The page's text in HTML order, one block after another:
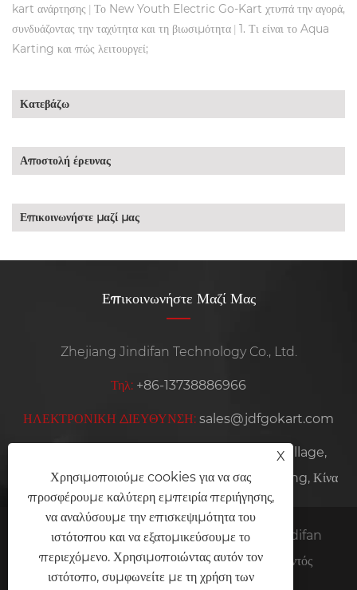
kart ανάρτησης
Το New Youth Electric Go-Kart χτυπά την αγορά,
συνδυάζοντας την ταχύτητα και τη βιωσιμότητα 1. Τι είναι το Aqua
Karting και πώς λειτουργεί;
Κατεβάζω
Αποστολή έρευνας
Επικοινωνήστε μαζί μας
Επικοινωνήστε Μαζί Μας
Zhejiang Jindifan Technology Co., Ltd.
Τηλ: +86-13738886966
ΗΛΕΚΤΡΟΝΙΚΗ ΔΙΕΥΘΥΝΣΗ: sales@jdfgokart.com
No. 668 Zhoutai Road, Qishan Village,
Yangming Street, Yuyao City, επαρχία Zhejiang, Κίνα
Πνευματικά δικαιώματα © 2025 Zhejiang Jindifan
Technology Co., Ltd. Με την επιφύλαξη παντός
δικαιώματος.
X
Χρησιμοποιούμε cookies για να σας
προσφέρουμε καλύτερη εμπειρία περιήγησης,
να αναλύσουμε την επισκεψιμότητα του
ιστότοπου και να εξατομικεύσουμε το
περιεχόμενο. Χρησιμοποιώντας αυτόν τον
ιστότοπο, συμφωνείτε με τη χρήση των